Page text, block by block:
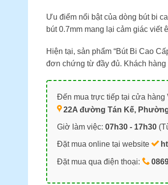
Ưu điểm nổi bật của dòng bút bi
bút 0.7mm mang lại cảm giác viết
Hiện tại, sản phẩm “Bút Bi Cao
đơn chứng từ đầy đủ. Khách
Đến mua trực tiếp tại cửa hàng
22A đường Tán Kế,
Giờ làm việc: 07h30 - 17h30
Đặt mua online tại website
Đặt mua qua điện thoại: